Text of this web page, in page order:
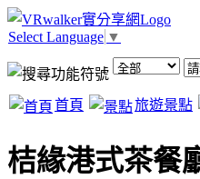
Select Language ▼
首頁 旅遊景點
桔緣港式茶餐